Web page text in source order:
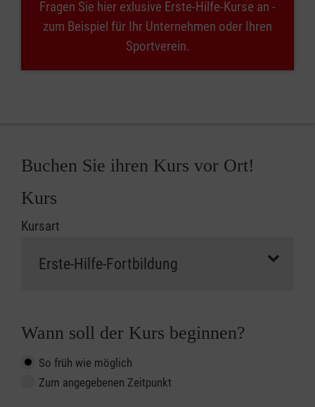
Fragen Sie hier exlusive Erste-Hilfe-Kurse an -
zum Beispiel für Ihr Unternehmen oder Ihren
Sportverein.
Buchen Sie ihren Kurs vor Ort!
Kurs
Kursart
Wann soll der Kurs beginnen?
So früh wie möglich
Zum angegebenen Zeitpunkt